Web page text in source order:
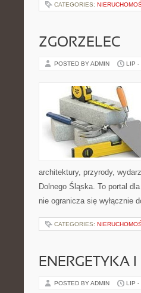
CATEGORIES:
ZGORZELEC
POSTED BY ADMIN LIP -
architektury, przyrody,
Dolnego Śląska. To portal
nie ogranicza się wyłącznie
CATEGORIES:
ENERGETYKA
POSTED BY ADMIN LIP -